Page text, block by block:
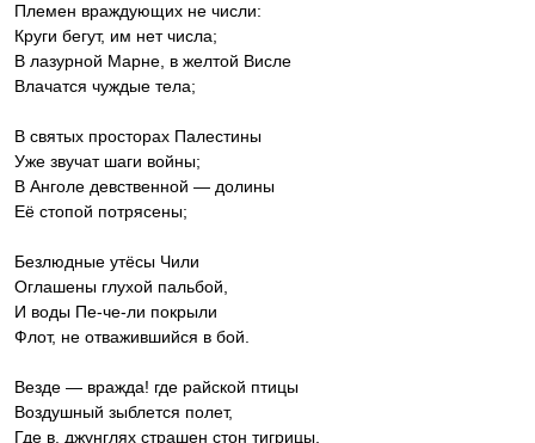
Племен враждующих не числи:
Круги бегут, им нет числа;
В лазурной Марне, в желтой Висле
Влачатся чуждые тела;
В святых просторах Палестины
Уже звучат шаги войны;
В Анголе девственной — долины
Её стопой потрясены;
Безлюдные утёсы Чили
Оглашены глухой пальбой,
И воды Пе-че-ли покрыли
Флот, не отважившийся в бой.
Везде — вражда! где райской птицы
Воздушный зыблется полет,
Где в. джунглях страшен стон тигрицы,